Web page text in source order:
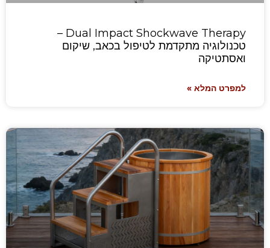
Dual Impact Shockwave Therapy –
טכנולוגיה מתקדמת לטיפול בכאב, שיקום
ואסתטיקה
למפרט המלא »